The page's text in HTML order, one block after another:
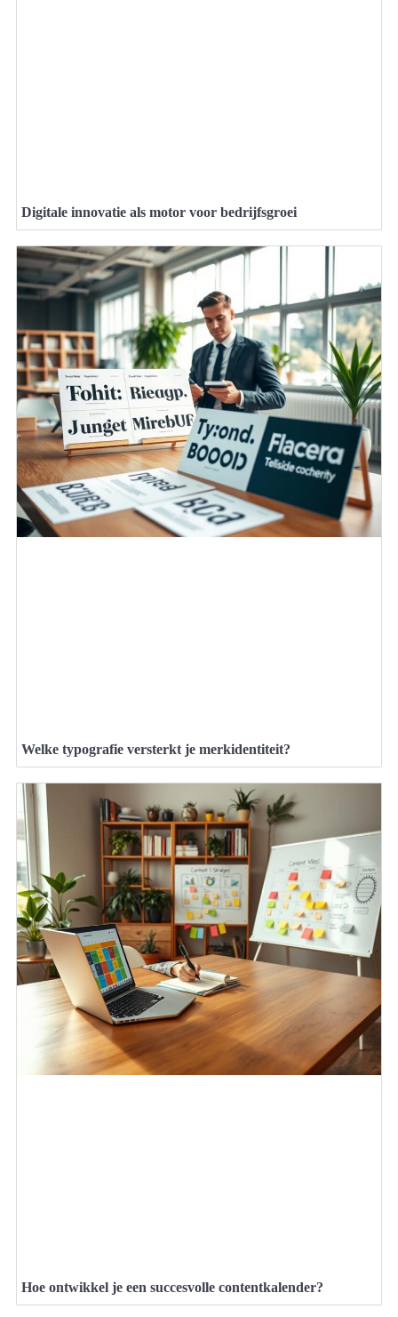
Digitale innovatie als motor voor bedrijfsgroei
Welke typografie versterkt je merkidentiteit?
Hoe ontwikkel je een succesvolle contentkalender?